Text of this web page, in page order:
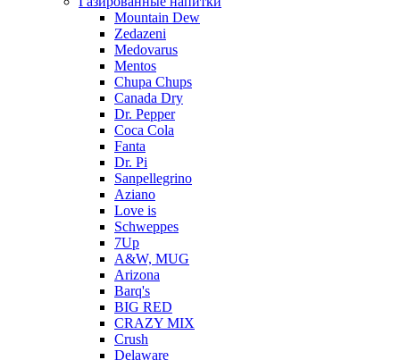
Mountain Dew
Zedazeni
Medovarus
Mentos
Chupa Chups
Canada Dry
Dr. Pepper
Coca Cola
Fanta
Dr. Pi
Sanpellegrino
Aziano
Love is
Schweppes
7Up
A&W, MUG
Arizona
Barq's
BIG RED
CRAZY MIX
Crush
Delaware